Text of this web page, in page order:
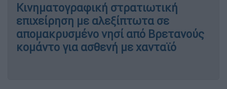
Κινηματογραφική στρατιωτική
επιχείρηση με αλεξίπτωτα σε
απομακρυσμένο νησί από Βρετανούς
κομάντο για ασθενή με χανταϊό